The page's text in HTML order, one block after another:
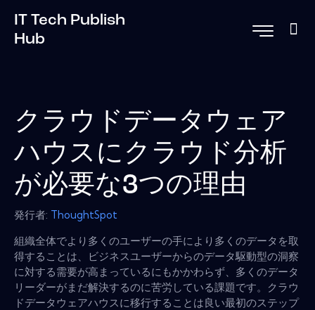
IT Tech Publish
Hub
クラウドデータウェア
ハウスにクラウド分析
が必要な3つの理由
発行者: ThoughtSpot
組織全体でより多くのユーザーの手により多くのデータを取
得することは、ビジネスユーザーからのデータ駆動型の洞察
に対する需要が高まっているにもかかわらず、多くのデータ
リーダーがまだ解決するのに苦労している課題です。クラウ
ドデータウェアハウスに移行することは良い最初のステップ